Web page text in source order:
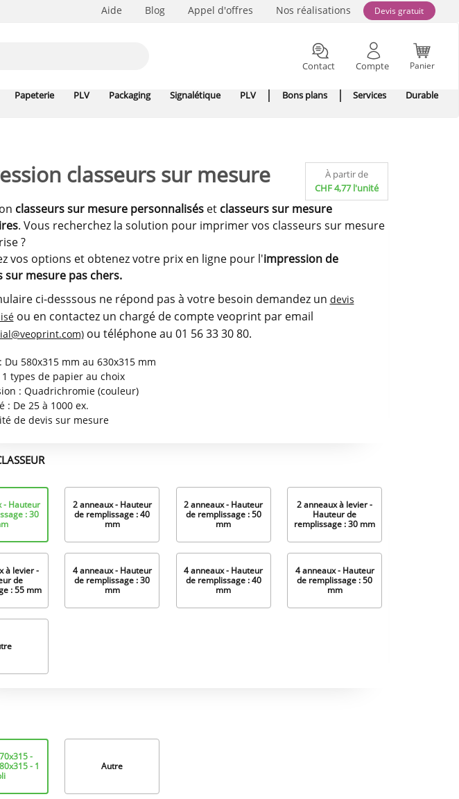
Aide Blog Appel d'offres Nos réalisations Devis gratuit
Contact Compte Panier
Papeterie PLV Packaging Signalétique PLV Bons plans Services Durable
classeurs sur mesure
À partir de
CHF 4,77 l'unité
classeurs sur mesure personnalisésetclasseurs sur mesure
. Vous recherchez la solution pour imprimer vos classeurs sur mesure
?
vos options et obtenez votre prix en ligne pour l'impression de
sur mesure pas chers.
ci-desssous ne répond pas à votre besoin demandez un devis
ou en contactez un chargé de compte veoprint par email
ou téléphone au 01 56 33 30 80.
Du 580x315 mm au 630x315 mm
1 types de papier au choix
: Quadrichromie (couleur)
: De 25 à 1000 ex.
de devis sur mesure
- Hauteur
: 30
2 anneaux - Hauteur
de remplissage : 40
mm
2 anneaux - Hauteur
de remplissage : 50
mm
2 anneaux à levier -
Hauteur de
remplissage : 30 mm
à levier -
de
: 55 mm
4 anneaux - Hauteur
de remplissage : 30
mm
4 anneaux - Hauteur
de remplissage : 40
mm
4 anneaux - Hauteur
de remplissage : 50
mm
-
- 1
Autre